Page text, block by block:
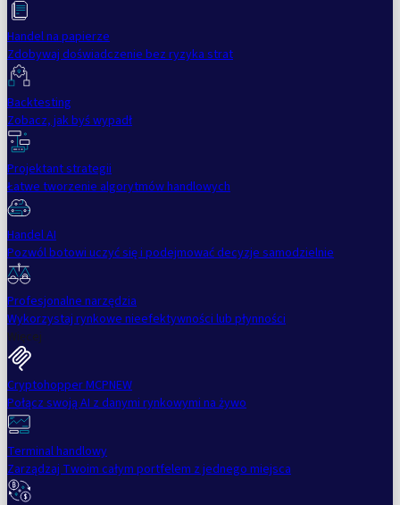
Handel na papierze
Zdobywaj doświadczenie bez ryzyka strat
Backtesting
Zobacz, jak byś wypadł
Projektant strategii
Łatwe tworzenie algorytmów handlowych
Handel AI
Pozwól botowi uczyć się i podejmować decyzje samodzielnie
Profesjonalne narzędzia
Wykorzystaj rynkowe nieefektywności lub płynności
Więcej
Cryptohopper MCPNEW
Połącz swoją AI z danymi rynkowymi na żywo
Terminal handlowy
Zarządzaj Twoim całym portfelem z jednego miejsca